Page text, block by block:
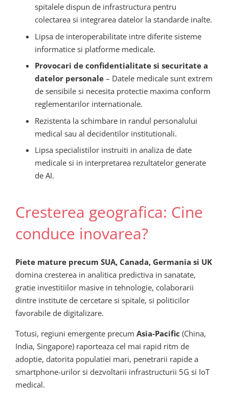
spitalele dispun de infrastructura pentru
colectarea si integrarea datelor la standarde inalte.
Lipsa de interoperabilitate intre diferite sisteme
informatice si platforme medicale.
Provocari de confidentialitate si securitate a
datelor personale– Datele medicale sunt extrem
de sensibile si necesita protectie maxima conform
reglementarilor internationale.
Rezistenta la schimbare in randul personalului
medical sau al decidentilor institutionali.
Lipsa specialistilor instruiti in analiza de date
medicale si in interpretarea rezultatelor generate
de AI.
Cresterea geografica: Cine
conduce inovarea?
Piete mature precum SUA, Canada, Germania si UK
domina cresterea in analitica predictiva in sanatate,
gratie investitiilor masive in tehnologie, colaborarii
dintre institute de cercetare si spitale, si politicilor
favorabile de digitalizare.
Totusi, regiuni emergente precum Asia-Pacific (China,
India, Singapore) raporteaza cel mai rapid ritm de
adoptie, datorita populatiei mari, penetrarii rapide a
smartphone-urilor si dezvoltarii infrastructurii 5G si IoT
medical.